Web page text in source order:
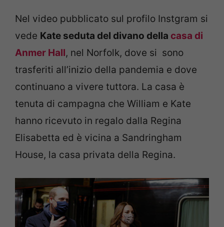
Nel video pubblicato sul profilo Instgram si
vede Kate seduta del divano della casa di
Anmer Hall, nel Norfolk, dove si sono
trasferiti all’inizio della pandemia e dove
continuano a vivere tuttora. La casa è
tenuta di campagna che William e Kate
hanno ricevuto in regalo dalla Regina
Elisabetta ed è vicina a Sandringham
House, la casa privata della Regina.